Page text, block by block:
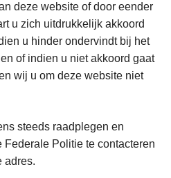
deze website of door eender
u zich uitdrukkelijk akkoord
u hinder ondervindt bij het
of indien u niet akkoord gaat
wij u om deze website niet
steeds raadplegen en
Politie te contacteren
adres.